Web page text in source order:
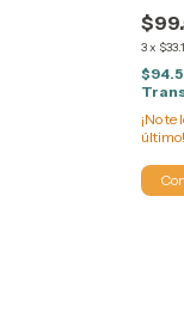
3x
¡No
último!